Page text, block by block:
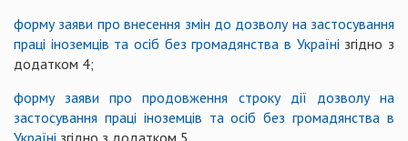
форму заяви про внесення змін до дозволу на застосування
праці іноземців та осіб без громадянства в Україні згідно з
додатком 4;
форму заяви про продовження строку дії дозволу на
застосування праці іноземців та осіб без громадянства в
Україні згідно з додатком 5.